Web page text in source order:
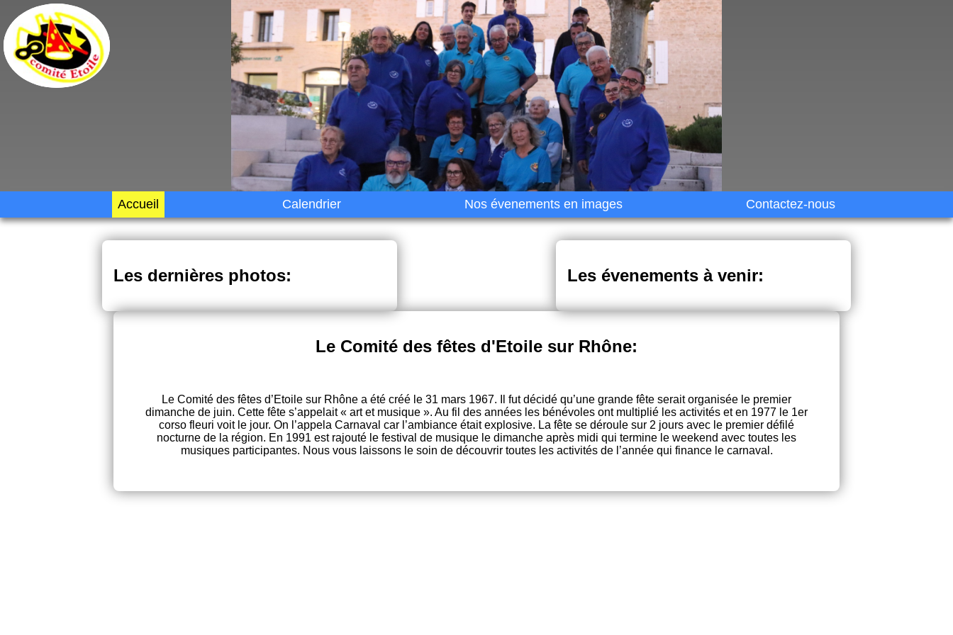
Accueil Calendrier Nos évenements en images Contactez-nous
Les dernières photos: Les évenements à venir:
Le Comité des fêtes d'Etoile sur Rhône:
Le Comité des fêtes d’Etoile sur Rhône a été créé le 31 mars 1967. Il fut décidé qu’une grande fête serait organisée le premier
dimanche de juin. Cette fête s’appelait « art et musique ». Au fil des années les bénévoles ont multiplié les activités et en 1977 le 1er
corso fleuri voit le jour. On l’appela Carnaval car l’ambiance était explosive. La fête se déroule sur 2 jours avec le premier défilé
nocturne de la région. En 1991 est rajouté le festival de musique le dimanche après midi qui termine le weekend avec toutes les
musiques participantes. Nous vous laissons le soin de découvrir toutes les activités de l’année qui finance le carnaval.